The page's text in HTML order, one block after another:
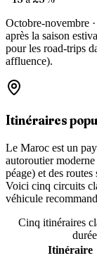
Octobre-novembre
après la saison
pour les road-trips
affluence).
Itinéraires
Le Maroc est un
autoroutier
péage) et des
Voici cinq circuits
véhicule
Cinq itinéraires
Itinéraire